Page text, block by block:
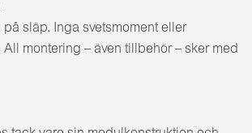
på släp. Inga svetsmoment eller
montering – även tillbehör – sker med